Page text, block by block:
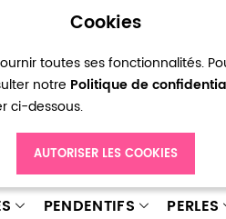
Cookies
toutes ses fonctionnalités.
notre Politique de
ci-dessous.
AUTORISER LES COOKIES
Ma liste d’envies Connexion
PENDENTIFS PERLES